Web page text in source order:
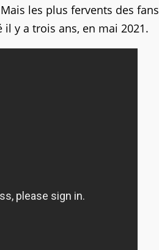
les plus fervents des fans
il y a trois ans, en mai 2021.